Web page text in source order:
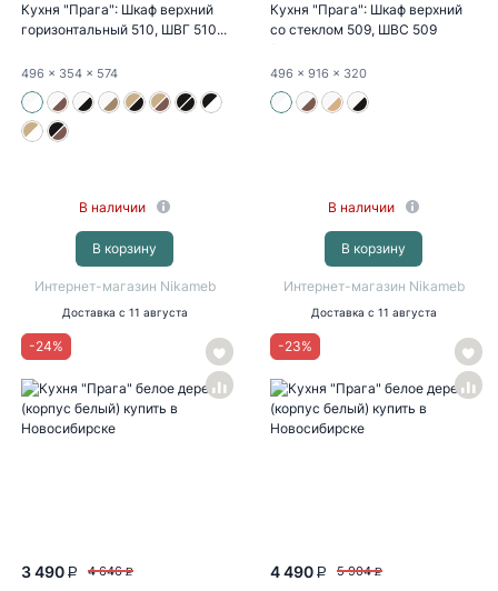
Кухня "Прага": Шкаф верхний
горизонтальный 510, ШВГ 510...
496 x 354 x 574
В наличии
В корзину
Интернет-магазин Nikameb
Доставка с 11 августа
Кухня "Прага": Шкаф верхний
со стеклом 509, ШВС 509
(белое...
496 x 916 x 320
В наличии
В корзину
Интернет-магазин Nikameb
Доставка с 11 августа
-24%
3 490 P 4 646 P
-23%
4 490 P 5 904 P